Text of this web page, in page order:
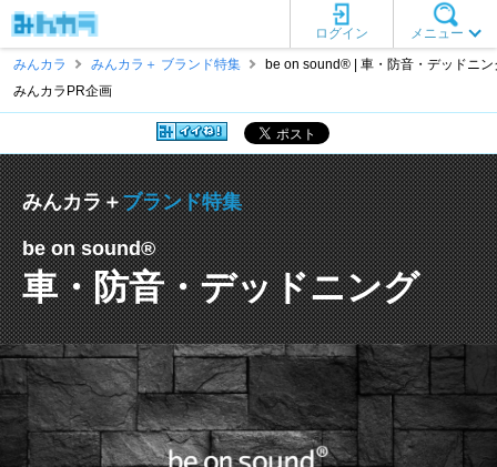
メニュー
ログイン
みんカラ
みんカラ＋ ブランド特集
be on sound® | 車・防音・デッドニン
みんカラPR企画
みんカラ＋ブランド特集
be on sound®
車・防音・デッドニング